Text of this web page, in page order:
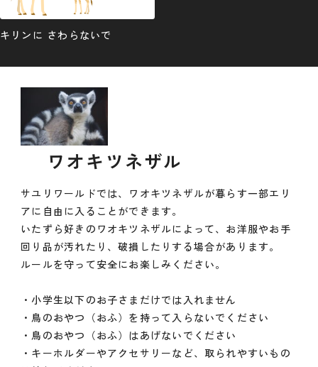
キリンに さわらないで
ワオキツネザル
サユリワールドでは、ワオキツネザルが暮らす一部エリ
アに自由に入ることができます。
いたずら好きのワオキツネザルによって、お洋服やお手
回り品が汚れたり、破損したりする場合があります。
ルールを守って安全にお楽しみください。
・小学生以下のお子さまだけでは入れません
・鳥のおやつ（おふ）を持って入らないでください
・鳥のおやつ（おふ）はあげないでください
・キーホルダーやアクセサリーなど、取られやすいもの